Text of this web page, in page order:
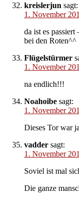
kreislerjun sagt:
1. November
da ist es
bei den Roten^^
Flügelstürmer
1. November
na endlich!!!
Noahoibe sagt:
1. November
Dieses Tor war
vadder sagt:
1. November
Soviel ist mal
Die ganze